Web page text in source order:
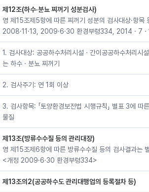
제12조(하수·분뇨 찌꺼기 성분검사)
영 제15조제5항에 따른 찌꺼기 성분의 검사대상·항
2008·11·13, 2009·6·30 환경부령334, 2014ㆍ7
1. 검사대상: 공공하수처리시설ㆍ간이공공하수처리시
는 하수ㆍ분뇨 찌꺼기
2. 검사주기: 연 1회 이상
3. 검사항목: 「토양환경보전법 시행규칙」 별표 3에 따
물질
제13조(방류수수질 등의 관리대장)
영 제15조제6항에 따른 방류수수질 등의 검사결과는
<개정 2009·6·30 환경부령334>
제13조의2(공공하수도 관리대행업의 등록절차 등)